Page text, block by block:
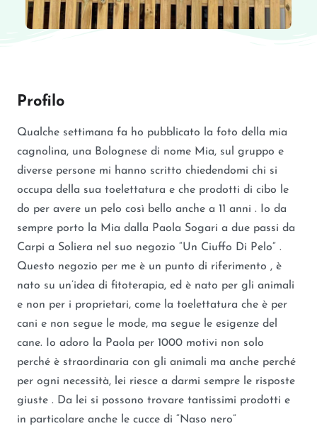
Profilo
Qualche settimana fa ho pubblicato la foto della mia
cagnolina, una Bolognese di nome Mia, sul gruppo e
diverse persone mi hanno scritto chiedendomi chi si
occupa della sua toelettatura e che prodotti di cibo le
do per avere un pelo così bello anche a 11 anni . Io da
sempre porto la Mia dalla Paola Sogari a due passi da
Carpi a Soliera nel suo negozio “Un Ciuffo Di Pelo” .
Questo negozio per me è un punto di riferimento , è
nato su un’idea di fitoterapia, ed è nato per gli animali
e non per i proprietari, come la toelettatura che è per
cani e non segue le mode, ma segue le esigenze del
cane. Io adoro la Paola per 1000 motivi non solo
perché è straordinaria con gli animali ma anche perché
per ogni necessità, lei riesce a darmi sempre le risposte
giuste . Da lei si possono trovare tantissimi prodotti e
in particolare anche le cucce di “Naso nero”